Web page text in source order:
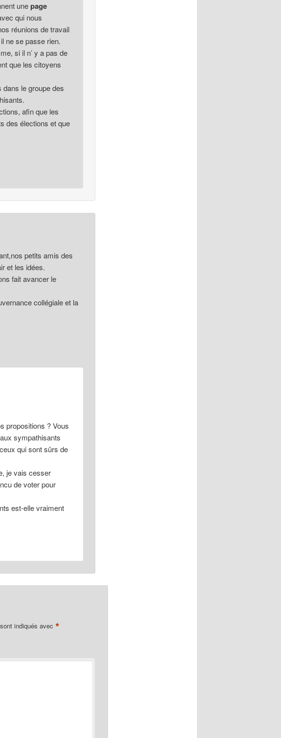
unepage
qui nous
réunions de travail
ne se passe rien.
si il n’ y a pas de
que les citoyens
dans le groupe des
afin que les
des élections et que
petits amis des
et les idées.
fait avancer le
collégiale et la
propositions ? Vous
sympathisants
qui sont sûrs de
je vais cesser
de voter pour
est-elle vraiment
indiqués avec *